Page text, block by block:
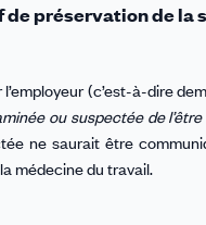
de préservation de la
(c’est-à-dire
ou suspectée de
ne saurait être
médecine du travail.